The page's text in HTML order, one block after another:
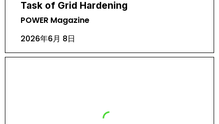
Task of Grid Hardening
POWER Magazine
2026年6月 8日